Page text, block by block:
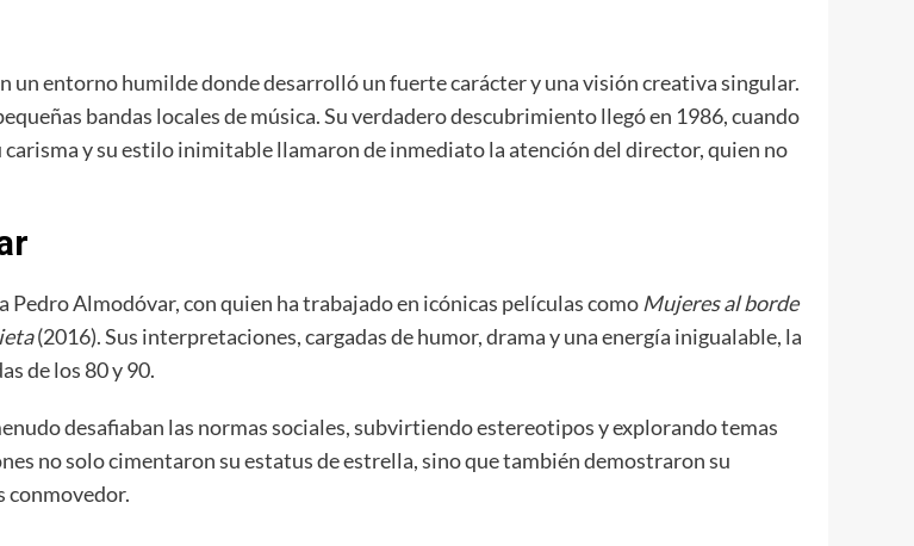
un entorno humilde donde desarrolló un fuerte carácter y una visión creativa singular.
bandas locales de música. Su verdadero descubrimiento llegó en 1986, cuando
y su estilo inimitable llamaron de inmediato la atención del director, quien no
Almodóvar, con quien ha trabajado en icónicas películas como Mujeres al borde
(2016). Sus interpretaciones, cargadas de humor, drama y una energía inigualable, la
de los 80 y 90.
desafiaban las normas sociales, subvirtiendo estereotipos y explorando temas
no solo cimentaron su estatus de estrella, sino que también demostraron su
conmovedor.